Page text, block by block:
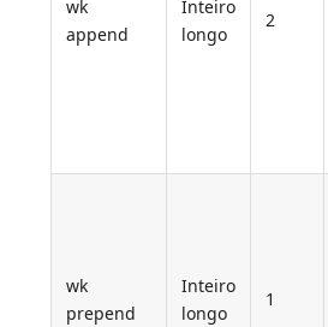
wk
append
Inteiro
longo
2
wk
prepend
Inteiro
longo
1